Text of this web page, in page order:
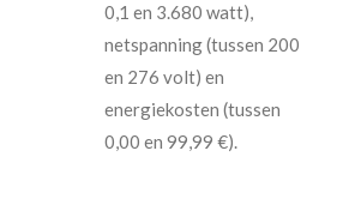
0,1 en 3.680 watt),
netspanning (tussen 200
en 276 volt) en
energiekosten (tussen
0,00 en 99,99 €).